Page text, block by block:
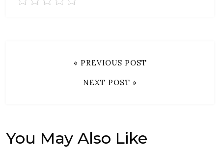
« PREVIOUS POST
NEXT POST »
You May Also Like